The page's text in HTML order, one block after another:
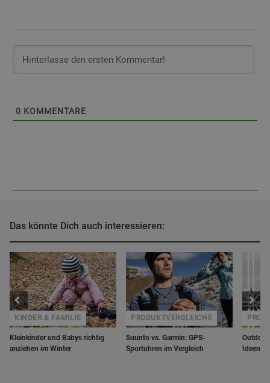
0 KOMMENTARE
Das könnte Dich auch interessieren:
Kleinkinder und Babys richtig
anziehen im Winter
KINDER & FAMILIE
Suunto vs. Garmin: GPS-
Sportuhren im Vergleich
PRODUKTVERGLEICHE
Ideen